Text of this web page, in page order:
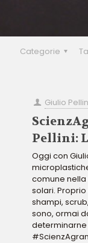
Categorie
Giulio
Pellini:
Oggi con
comune nella
solari.
shampi,
sono, ormai
determinarne